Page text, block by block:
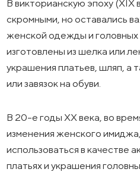
В викторианскую эпоху (XIX
скромными, но оставались
женской одежды и
изготовлены из шелка или
украшения платьев, шляп, а
или завязок на обуви.
В 20-е годы ХХ века, во
изменения женского
использоваться в качестве
платьях и украшения